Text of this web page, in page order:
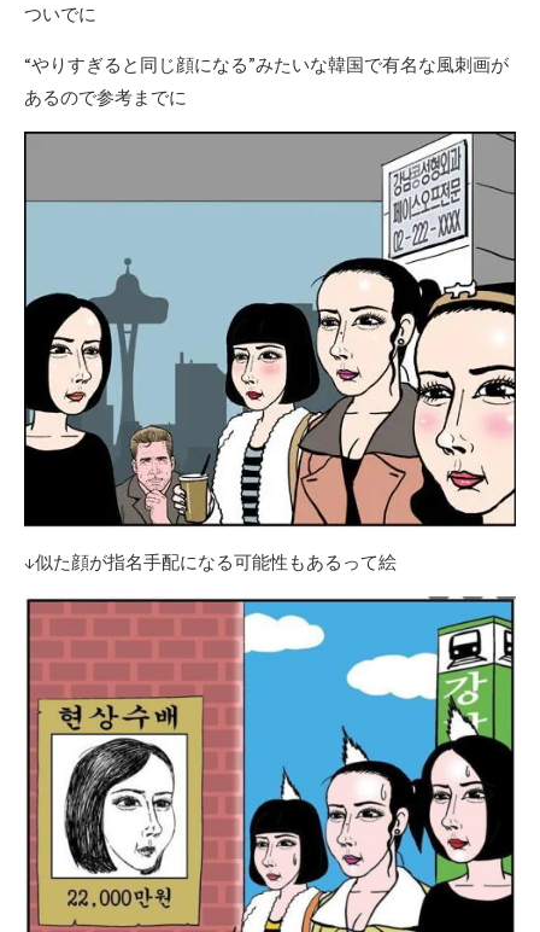
ついでに
“やりすぎると同じ顔になる”みたいな韓国で有名な風刺画が
あるので参考までに
↓似た顔が指名手配になる可能性もあるって絵